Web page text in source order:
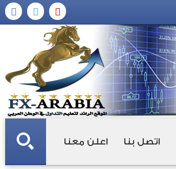
اتصل بنا اعلن معنا